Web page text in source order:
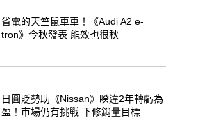
省電的天竺鼠車車！《Audi A2 e-
tron》今秋發表 能效也很秋
日圓貶勢助《Nissan》睽違2年轉虧為
盈！市場仍有挑戰 下修銷量目標